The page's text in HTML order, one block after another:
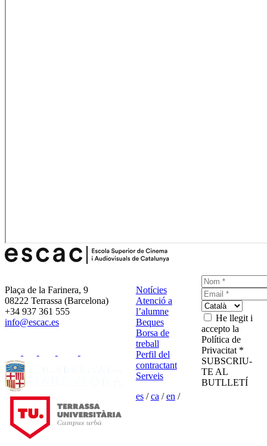
Plaça de la Farinera, 9
08222 Terrassa (Barcelona)
+34 937 361 555
info@escac.es
Notícies
Atenció a
l’alumne
Beques
Borsa de
treball
Perfil del
contractant
Serveis
es/ca /en /
He llegit i
accepto la
Política de
Privacitat *
SUBSCRIU-
TE AL
BUTLLETÍ